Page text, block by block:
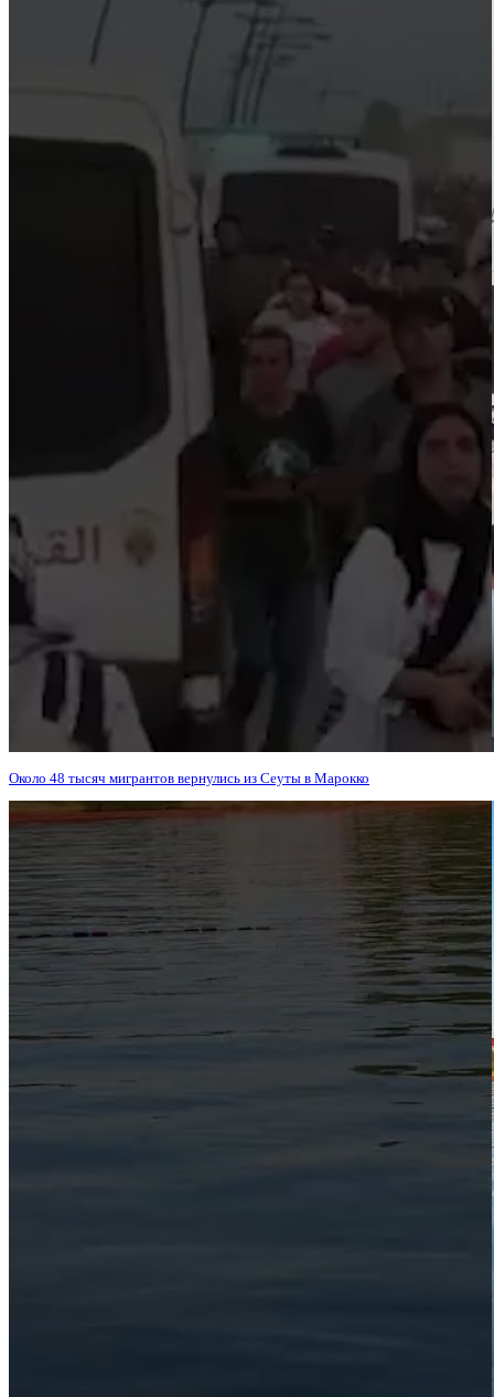
Около 48 тысяч мигрантов вернулись из Сеуты в Марокко